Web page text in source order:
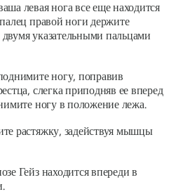
левая нога все еще находится
правой ноги держите
указательными пальцами
ногу, поправив
слегка приподняв ее вперед
ногу в положение лежа.
растяжку, задействуя мышцы
Гейз находится впереди в